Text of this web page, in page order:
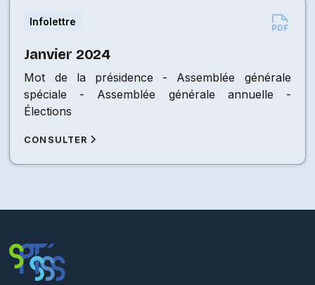
Infolettre
Janvier 2024
Mot de la présidence - Assemblée générale
spéciale - Assemblée générale annuelle -
Élections
CONSULTER